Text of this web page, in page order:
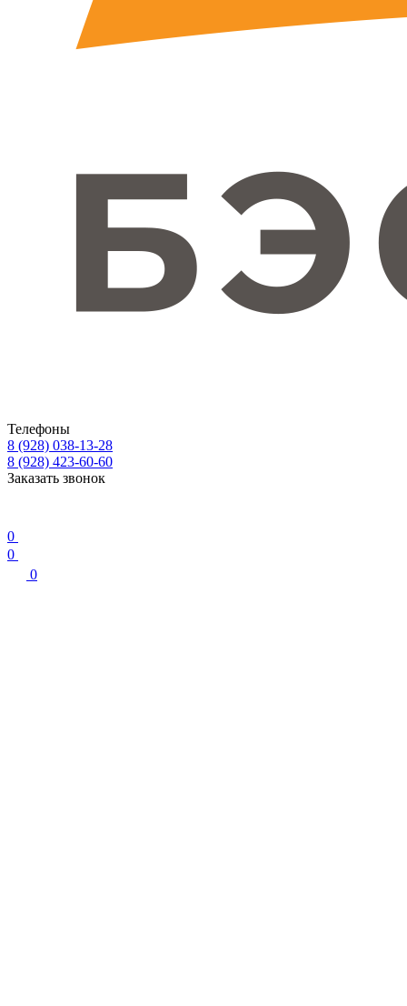
Телефоны
8 (928) 038-13-28
8 (928) 423-60-60
Заказать звонок
0
0
0